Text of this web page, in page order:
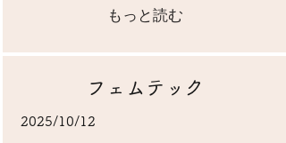
もっと読む
フェムテック
2025/10/12